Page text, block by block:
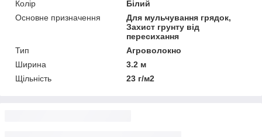
Колір
Білий
Основне призначення
Для мульчування грядок,
Захист грунту від
пересихання
Тип
Агроволокно
Ширина
3.2 м
Щільність
23 г/м2